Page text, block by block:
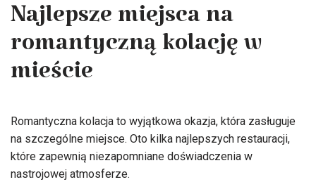
Najlepsze miejsca na
romantyczną kolację w
mieście
Romantyczna kolacja to wyjątkowa okazja, która zasługuje
na szczególne miejsce. Oto kilka najlepszych restauracji,
które zapewnią niezapomniane doświadczenia w
nastrojowej atmosferze.